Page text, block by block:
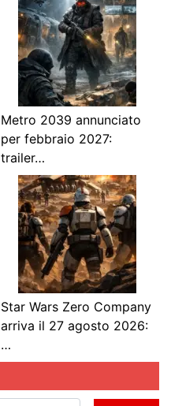
Metro 2039 annunciato
per febbraio 2027:
trailer…
Star Wars Zero Company
arriva il 27 agosto 2026:
…